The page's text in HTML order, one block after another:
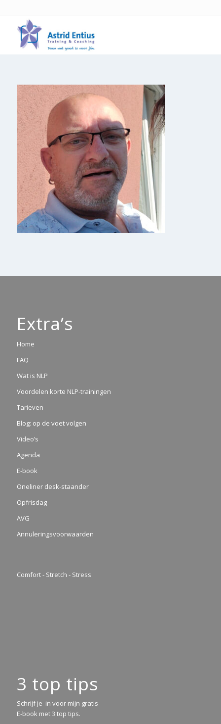
Extra’s
Home
FAQ
Wat is NLP
Voordelen korte NLP-trainingen
Tarieven
Blog: op de voet volgen
Video’s
Agenda
E-book
Oneliner desk-staander
Opfrisdag
AVG
Annuleringsvoorwaarden
Comfort - Stretch - Stress
3 top tips
Schrijf je in voor mijn gratis
E-book met 3 top tips.